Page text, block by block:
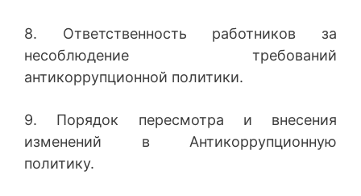
8. Ответственность работников за
несоблюдение требований
антикоррупционной политики.
9. Порядок пересмотра и внесения
изменений в Антикоррупционную
политику.